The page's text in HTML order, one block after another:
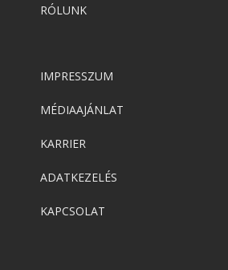
RÓLUNK
IMPRESSZUM
MÉDIAAJÁNLAT
KARRIER
ADATKEZELÉS
KAPCSOLAT